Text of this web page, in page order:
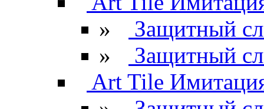
»
Защитный
»
Защитный
Art Tile